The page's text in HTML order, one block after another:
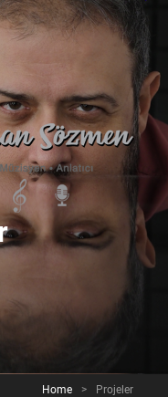
Sözmen'in
Home > Projeler